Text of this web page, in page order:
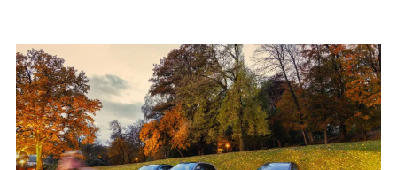
Dan Sve Eng Deu Fra